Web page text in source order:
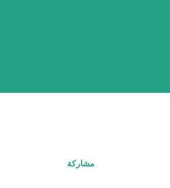
مشاركة